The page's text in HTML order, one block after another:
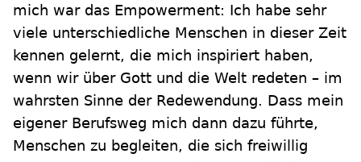
mich war das Empowerment: Ich habe sehr
viele unterschiedliche Menschen in dieser Zeit
kennen gelernt, die mich inspiriert haben,
wenn wir über Gott und die Welt redeten – im
wahrsten Sinne der Redewendung. Dass mein
eigener Berufsweg mich dann dazu führte,
Menschen zu begleiten, die sich freiwillig